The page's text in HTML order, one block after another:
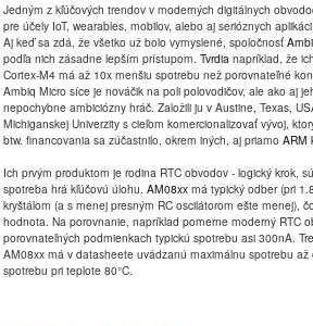
Jedným z kľúčových trendov v moderných digitálnych
pre účely IoT, wearables, mobilov, alebo aj serióznych
Aj keď sa zdá, že všetko už bolo vymyslené, spoločnosť
podľa nich zásadne lepším prístupom. Tvrdia napríklad, že
Cortex-M4 má až 10x menšiu spotrebu než porovnateľné
Ambiq Micro síce je nováčik na poli polovodičov, ale ako aj
nepochybne ambiciózny hráč. Založili ju v Austine, Texas,
Michiganskej Univerzity s cieľom komercionalizovať vývoj,
btw. financovania sa zúčastnilo, okrem iných, aj priamo ARM
Ich prvým produktom je rodina RTC obvodov - logický krok,
spotreba hrá kľúčovú úlohu. AM08xx má typický odber (pri
kryštálom (a s menej presným RC oscilátorom ešte menej),
hodnota. Na porovnanie, napríklad pomerne moderný RTC
porovnateľných podmienkach typickú spotrebu asi 300nA.
AM08xx má v datasheete uvádzanú maximálnu spotrebu
spotrebu pri teplote 80°C.